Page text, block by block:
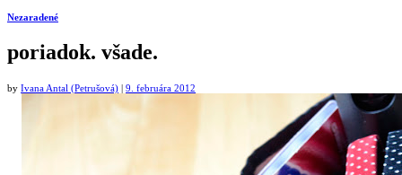
Nezaradené
poriadok. všade.
by Ivana Antal (Petrušová) 9. februára 2012